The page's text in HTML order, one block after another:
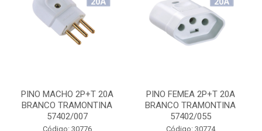
PINO MACHO 2P+T 20A
BRANCO TRAMONTINA
57402/007
Código: 30776
PINO FEMEA 2P+T 20A
BRANCO TRAMONTINA
57402/055
Código: 30774